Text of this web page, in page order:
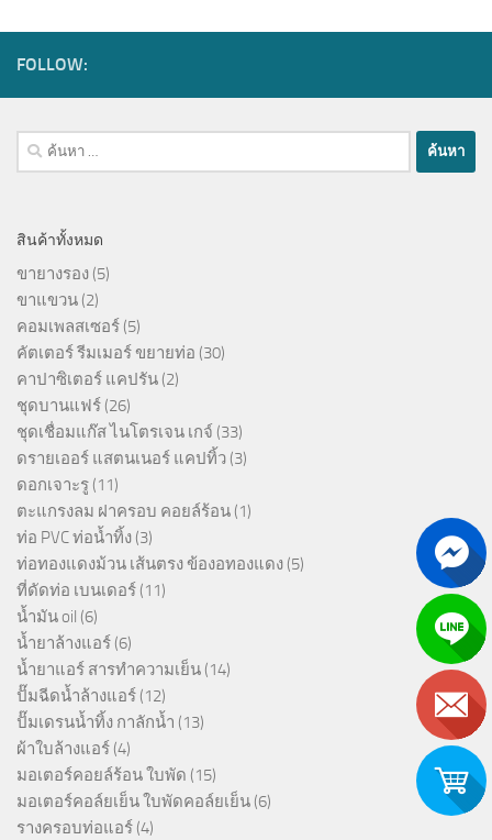
FOLLOW:
ค้นหา
สำหรับ:
สินค้าทั้งหมด
ขายางรอง (5)
ขาแขวน (2)
คอมเพลสเซอร์ (5)
คัตเตอร์ รีมเมอร์ ขยายท่อ (30)
คาปาซิเตอร์ แคปรัน (2)
ชุดบานแฟร์ (26)
ชุดเชื่อมแก๊ส ไนโตรเจน เกจ์ (33)
ดรายเออร์ แสตนเนอร์ แคปทิ้ว (3)
ดอกเจาะรู (11)
ตะแกรงลม ฝาครอบ คอยล์ร้อน (1)
ท่อ PVC ท่อน้ำทิ้ง (3)
ท่อทองแดงม้วน เส้นตรง ข้องอทองแดง (5)
ที่ดัดท่อ เบนเดอร์ (11)
น้ำมัน oil (6)
น้ำยาล้างแอร์ (6)
น้ำยาแอร์ สารทำความเย็น (14)
ปั๊มฉีดน้ำล้างแอร์ (12)
ปั๊มเดรนน้ำทิ้ง กาลักน้ำ (13)
ผ้าใบล้างแอร์ (4)
มอเตอร์คอยล์ร้อน ใบพัด (15)
มอเตอร์คอล์ยเย็น ใบพัดคอล์ยเย็น (6)
รางครอบท่อแอร์ (4)